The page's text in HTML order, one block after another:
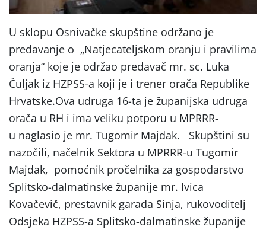
U sklopu Osnivačke skupštine održano je
predavanje o „Natjecateljskom oranju i pravilima
oranja“ koje je održao predavač mr. sc. Luka
Čuljak iz HZPSS-a koji je i trener orača Republike
Hrvatske.Ova udruga 16-ta je županijska udruga
orača u RH i ima veliku potporu u MPRRR-
u naglasio je mr. Tugomir Majdak. Skupštini su
nazočili, načelnik Sektora u MPRRR-u Tugomir
Majdak, pomoćnik pročelnika za gospodarstvo
Splitsko-dalmatinske županije mr. Ivica
Kovačevič, prestavnik garada Sinja, rukovoditelj
Odsjeka HZPSS-a Splitsko-dalmatinske županije